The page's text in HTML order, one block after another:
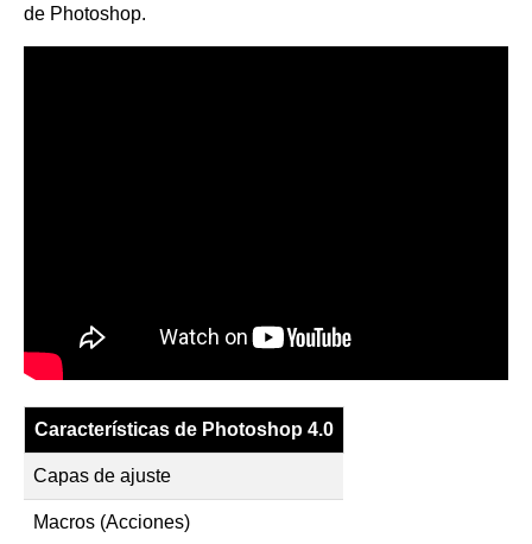
de Photoshop.
Características de Photoshop 4.0
Capas de ajuste
Macros (Acciones)